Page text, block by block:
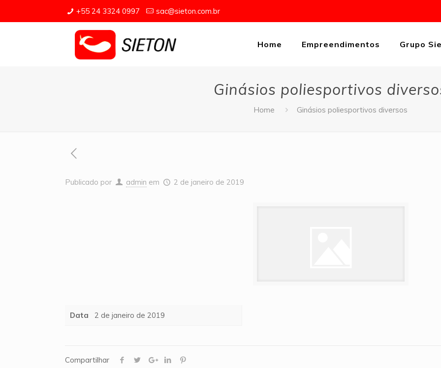
+55 24 3324 0997 sac@sieton.com.br
Home Empreendimentos Grupo
Ginásios poliesportivos
Home Ginásios poliesportivos diversos
Publicado por admin em 2 de janeiro de 2019
Data 2 de janeiro de 2019
Compartilhar